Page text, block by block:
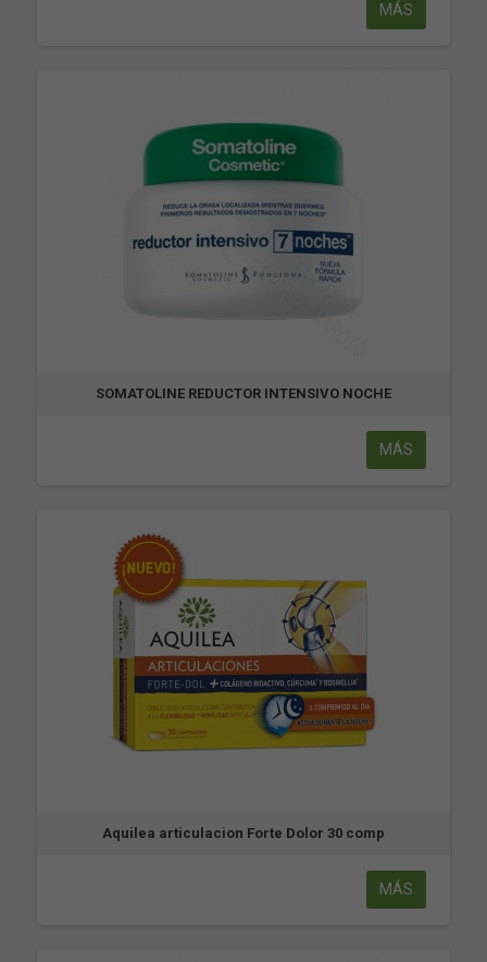
MÁS
SOMATOLINE REDUCTOR INTENSIVO NOCHE
MÁS
Aquilea articulacion Forte Dolor 30 comp
MÁS